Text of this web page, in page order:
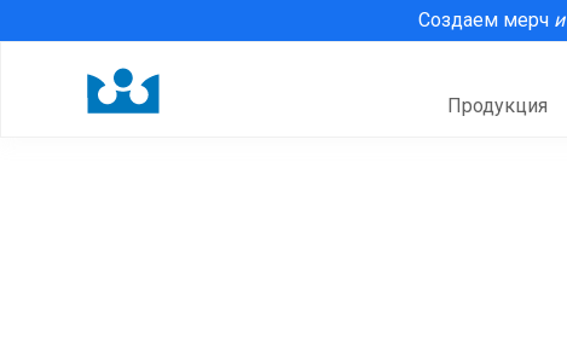
Продукция
Создаем мерч и